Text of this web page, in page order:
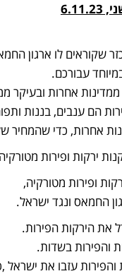
שקוראים לו ארגון
עבורכם.
אחרות ובעיקר
הם ענבים, בננות
אחרות, כדי שהמחיר
ירקות ופירות
ופירות מטורקיה,
החמאס ונגד ישראל.
את הירקות הפירות.
והפירות בשדות.
והפירות עזבו את